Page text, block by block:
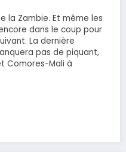
la Zambie. Et même les
dans le coup pour
La dernière
pas de piquant,
Comores-Mali à